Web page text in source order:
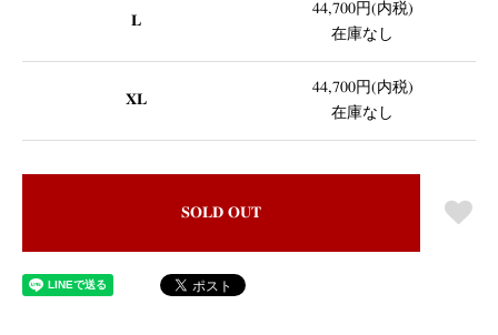
L
44,700円(内税)
在庫なし
XL
44,700円(内税)
在庫なし
SOLD OUT